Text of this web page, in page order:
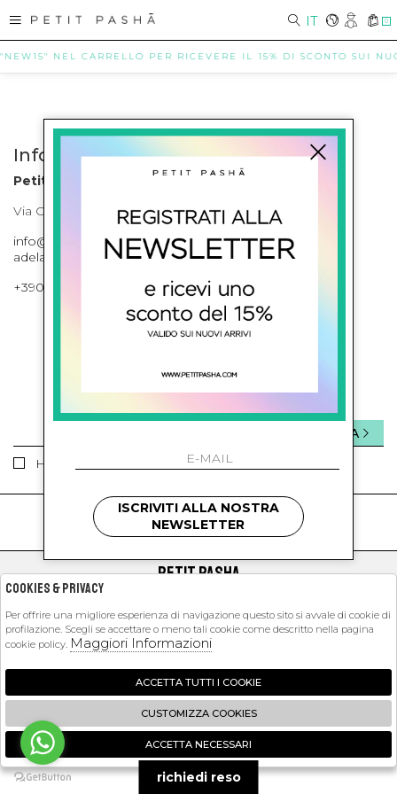
IT 0
NEL CARRELLO PER RICEVERE IL 15% DI SCONTO SUI
Info contatti
Petit Pasha
Via Cilea, 255 Napoli Corso Umberto I 301 Napoli
info@petitpasha.com, petitpasha@hotmail.it,
adelaide.petitpasha@hotmail.com
+39081643421 , +390812351280
ISCRIVITI ALLA NEWSLETTER
Ho letto ed accettato le condizioni sulla privacy.
INVIA
kids
PETIT PASHA
EXTRA
2026 Petit Pasha - P.iva : 09423341214 Powered by
Zucchetti
🍪
ISCRIVITI ALLA NOSTRA
NEWSLETTER
richiedi reso
Cookies & Privacy
Per offrire una migliore esperienza di navigazione questo sito si avvale di cookie di
profilazione. Scegli se accettare o meno tali cookie come descritto nella pagina
cookie policy. Maggiori Informazioni
ACCETTA TUTTI I COOKIE
CUSTOMIZZA COOKIES
ACCETTA NECESSARI